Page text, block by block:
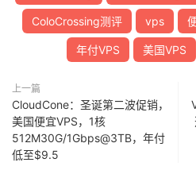
ColoCrossing测评 vps
年付VPS 美国VPS
上一篇
CloudCone：圣诞第二波促销，
美国便宜VPS，1核
512M30G/1Gbps@3TB，年付
低至$9.5